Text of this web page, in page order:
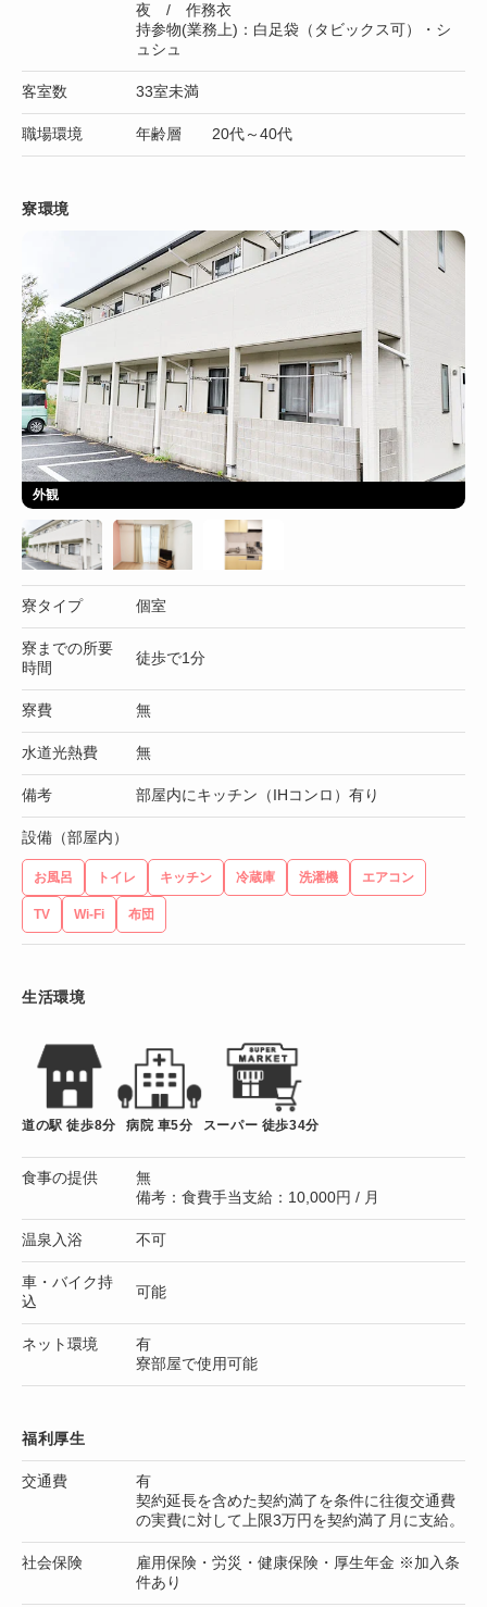
夜 / 作務衣
持参物(業務上)：白足袋（タビックス可）・シ
ュシュ
客室数 33室未満
職場環境 年齢層 20代～40代
寮環境
外観
寮タイプ 個室
寮までの所要
時間
徒歩で1分
寮費 無
水道光熱費 無
備考 部屋内にキッチン（IHコンロ）有り
設備（部屋内）
お風呂 トイレ キッチン 冷蔵庫 洗濯機 エアコン
TV Wi-Fi 布団
生活環境
道の駅 徒歩8分 病院 車5分 スーパー 徒歩34分
食事の提供
無
備考：食費手当支給：10,000円 / 月
温泉入浴 不可
車・バイク持
込
可能
ネット環境
有
寮部屋で使用可能
福利厚生
交通費
有
契約延長を含めた契約満了を条件に往復交通費
の実費に対して上限3万円を契約満了月に支給。
社会保険
雇用保険・労災・健康保険・厚生年金 ※加入条
件あり